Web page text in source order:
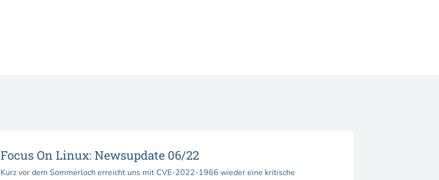
Focus On Linux: Newsupdate 06/22
Kurz vor dem Sommerloch erreicht uns mit CVE-2022-1966 wieder eine kritische